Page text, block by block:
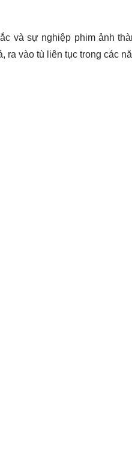
và sự nghiệp phim ảnh
ra vào tù liên tục trong các